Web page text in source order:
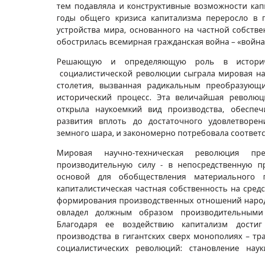
тем подавляла и конструктивные возможности
годы общего кризиса капитализма переросло в
устройства мира, основанного на частной
обострилась всемирная гражданская война –
Решающую и определяющую роль в
социалистической революции сыграла мировая
столетия, вызванная радикальным
исторический процесс. Эта величайшая
открыла наукоемкий вид производства,
развития вплоть до достаточного
земного шара, и закономерно потребовала
Мировая научно-техническая революция
производительную силу - в непосредственную
основой для обобществления
капиталистическая частная собственность на
формирования производственных отношений
овладел должным образом
Благодаря ее воздействию капитализм
производства в гигантских сверх монополиях –
социалистических революций: становление